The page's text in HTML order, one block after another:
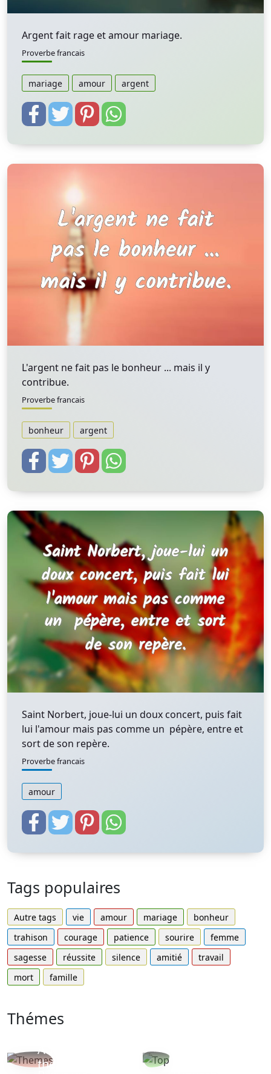
Argent fait rage et amour mariage.
Proverbe francais
mariage amour argent
L'argent ne fait pas le bonheur ... mais il y
contribue.
Proverbe francais
bonheur argent
Saint Norbert, joue-lui un doux concert, puis fait
lui l'amour mais pas comme un pépère, entre et
sort de son repère.
Proverbe francais
amour
Tags populaires
Autre tags vie amour mariage
bonheur
trahison
courage patience sourire
femme
sagesse
réussite silence amitié
travail
mort
famille
Thémes
Autres
thèmes